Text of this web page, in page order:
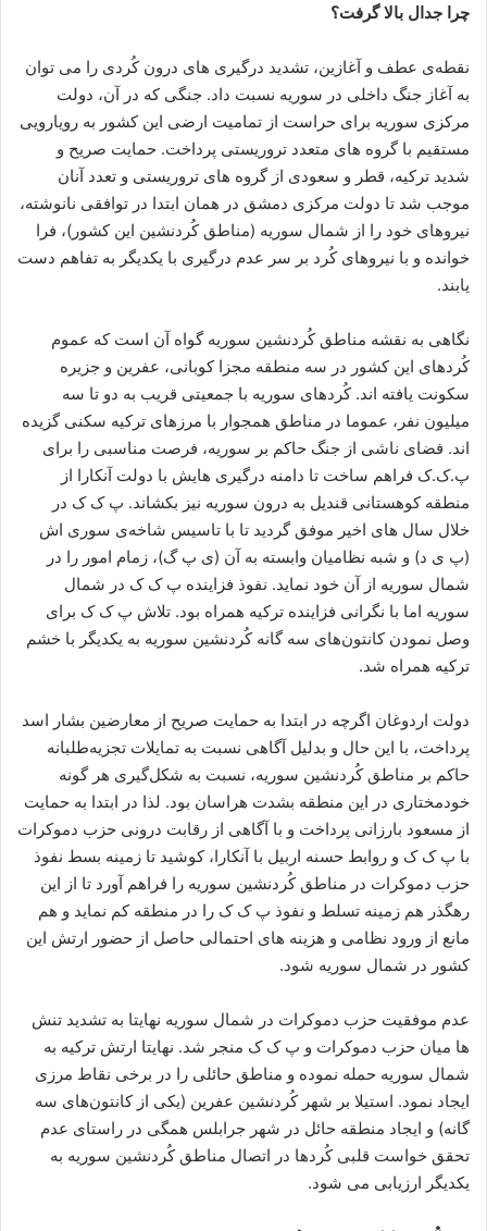
چرا جدال بالا گرفت؟
نقطه‌ی عطف و آغازین، تشدید درگیری های درون کُردی را می توان
به آغاز جنگ داخلی در سوریه نسبت داد. جنگی که در آن، دولت
مرکزی سوریه برای حراست از تمامیت ارضی این کشور به رویارویی
مستقیم با گروه های متعدد تروریستی پرداخت. حمایت صریح و
شدید ترکیه، قطر و سعودی از گروه های تروریستی و تعدد آنان
موجب شد تا دولت مرکزی دمشق در همان ابتدا در توافقی نانوشته،
نیروهای خود را از شمال سوریه (مناطق کُردنشین این کشور)، فرا
خوانده و با نیروهای کُرد بر سر عدم درگیری با یکدیگر به تفاهم دست
یابند.
نگاهی به نقشه مناطق کُردنشین سوریه گواه آن است که عموم
کُردهای این کشور در سه منطقه مجزا کوبانی، عفرین و جزیره
سکونت یافته اند. کُردهای سوریه با جمعیتی قریب به دو تا سه
میلیون نفر، عموما در مناطق همجوار با مرزهای ترکیه سکنی گزیده
اند. فضای ناشی از جنگ حاکم بر سوریه، فرصت مناسبی را برای
پ.ک.ک فراهم ساخت تا دامنه درگیری هایش با دولت آنکارا از
منطقه کوهستانی قندیل به درون سوریه نیز بکشاند. پ ک ک در
خلال سال های اخیر موفق گردید تا با تاسیس شاخه‌ی سوری اش
(پ ی د) و شبه نظامیان وابسته به آن (ی پ گ)، زمام امور را در
شمال سوریه از آن خود نماید. نفوذ فزاینده پ ک ک در شمال
سوریه اما با نگرانی فزاینده ترکیه همراه بود. تلاش پ ک ک برای
وصل نمودن کانتون‌های سه گانه کُردنشین سوریه به یکدیگر با خشم
ترکیه همراه شد.
دولت اردوغان اگرچه در ابتدا به حمایت صریح از معارضین بشار اسد
پرداخت، با این حال و بدلیل آگاهی نسبت به تمایلات تجزیه‌طلبانه
حاکم بر مناطق کُردنشین سوریه، نسبت به شکل‌گیری هر گونه
خودمختاری در این منطقه بشدت هراسان بود. لذا در ابتدا به حمایت
از مسعود بارزانی پرداخت و با آگاهی از رقابت درونی حزب دموکرات
با پ ک ک و روابط حسنه اربیل با آنکارا، کوشید تا زمینه بسط نفوذ
حزب دموکرات در مناطق کُردنشین سوریه را فراهم آورد تا از این
رهگذر هم زمینه تسلط و نفوذ پ ک ک را در منطقه کم نماید و هم
مانع از ورود نظامی و هزینه های احتمالی حاصل از حضور ارتش این
کشور در شمال سوریه شود.
عدم موفقیت حزب دموکرات در شمال سوریه نهایتا به تشدید تنش
ها میان حزب دموکرات و پ ک ک منجر شد. نهایتا ارتش ترکیه به
شمال سوریه حمله نموده و مناطق حائلی را در برخی نقاط مرزی
ایجاد نمود. استیلا بر شهر کُردنشین عفرین (یکی از کانتون‌های سه
گانه) و ایجاد منطقه حائل در شهر جرابلس همگی در راستای عدم
تحقق خواست قلبی کُردها در اتصال مناطق کُردنشین سوریه به
یکدیگر ارزیابی می شود.